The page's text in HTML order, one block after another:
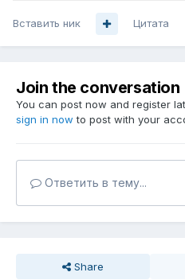
Вставить ник Цитата
Join the conversation
You can post now and register
sign in now to post with your
Ответить в тему...
Share